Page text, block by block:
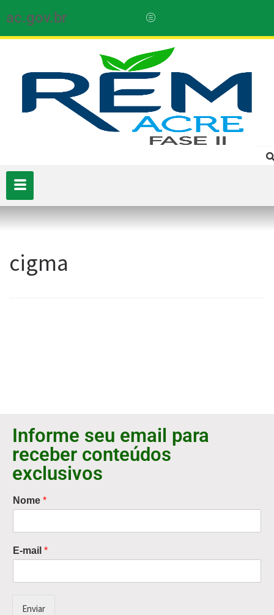
ac.gov.br
cigma
Informe seu email para
receber conteúdos
exclusivos
Nome *
E-mail *
Enviar